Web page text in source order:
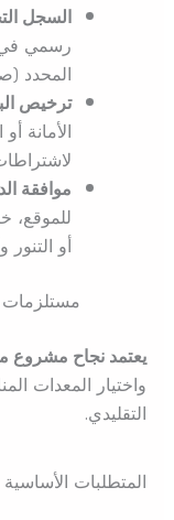
السجل
رسمي في
المحدد
ترخيص
الأمانة
موافقة
للموقع،
أو
يعتمد نجاح مشروع
واختيار المعدات
التقليدي.
المتطلبات